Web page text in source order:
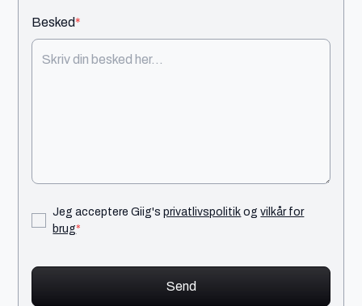
Besked*
Jeg acceptere Giig'sprivatlivspolitikogvilkår for
brug*